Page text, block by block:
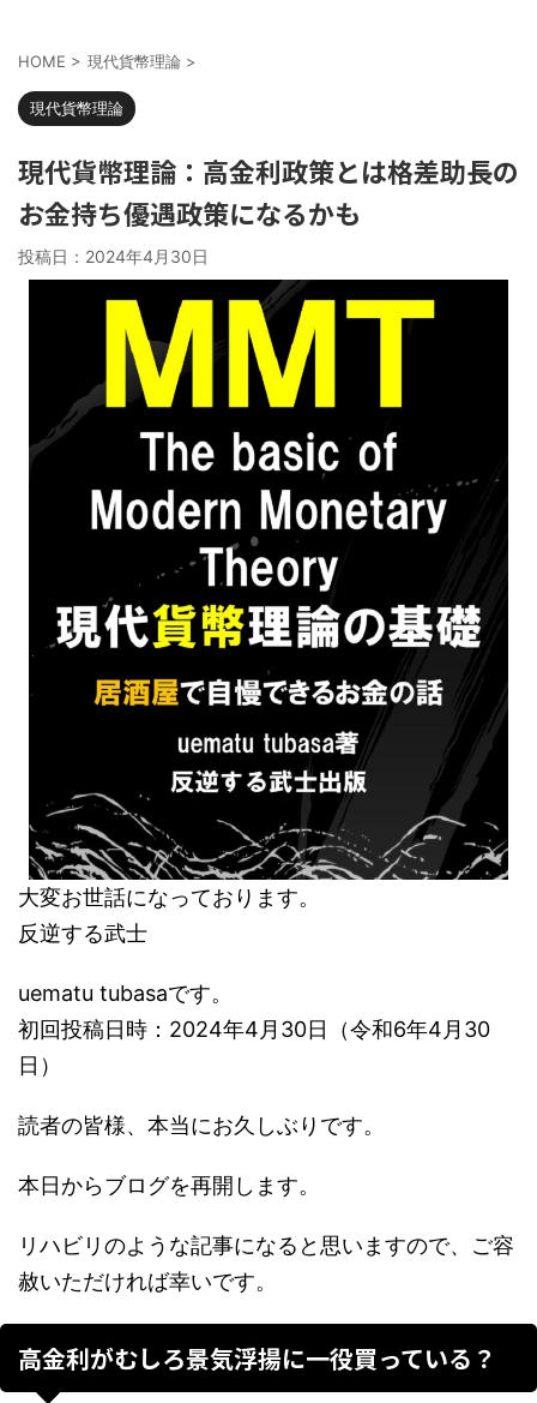
HOME > 現代貨幣理論 >
現代貨幣理論
現代貨幣理論：高金利政策とは格差助長の
お金持ち優遇政策になるかも
投稿日： 2024年4月30日
大変お世話になっております。
反逆する武士
uematu tubasaです。
初回投稿日時：2024年4月30日（令和6年4月30
日）
読者の皆様、本当にお久しぶりです。
本日からブログを再開します。
リハビリのような記事になると思いますので、ご容
赦いただければ幸いです。
高金利がむしろ景気浮揚に一役買っている？